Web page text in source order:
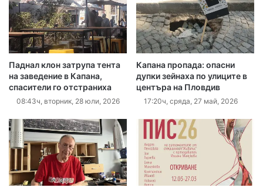
Паднал клон затрупа тента
на заведение в Капана,
спасители го отстраниха
08:43ч, вторник, 28 юли, 2026
Капана пропада: опасни
дупки зейнаха по улиците в
центъра на Пловдив
17:20ч, сряда, 27 май, 2026